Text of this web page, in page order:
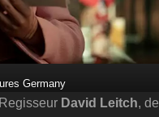
Germany
David Leitch,